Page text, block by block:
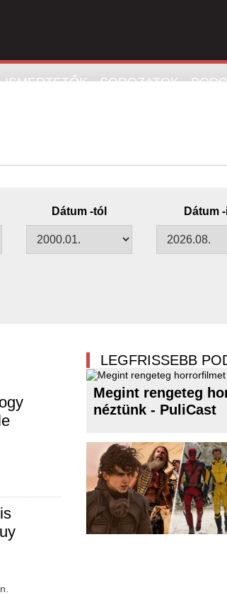
ISMERTETŐK SOROZATOK
Dátum -tól Dátum
LEGFRISSEBB
Megint rengeteg
néztünk - PuliCast